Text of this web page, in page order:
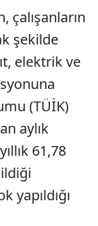
çalışanların
şekilde
elektrik ve
(TÜİK)
aylık
61,78
yapıldığı